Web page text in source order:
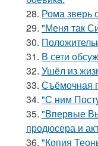
28. Рома зверь
29. "Меня так
30.
31. В сети
32. Ушёл из
33. Съёмочная
34. "С ним
35. "Впервые
продюсера и
36. "Копия